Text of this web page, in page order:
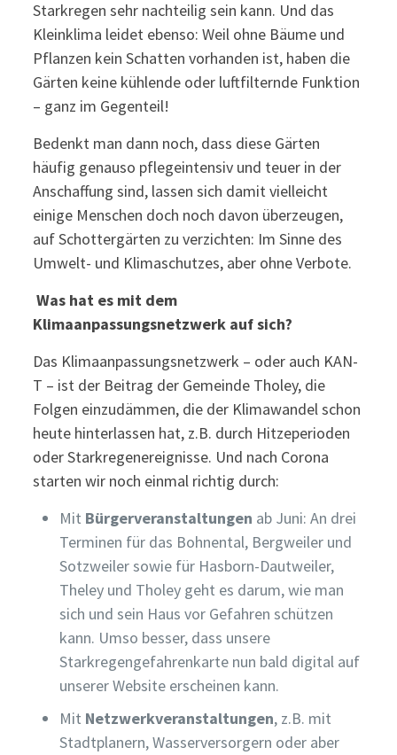
Starkregen sehr nachteilig sein kann. Und das
Kleinklima leidet ebenso: Weil ohne Bäume und
Pflanzen kein Schatten vorhanden ist, haben die
Gärten keine kühlende oder luftfilternde Funktion
– ganz im Gegenteil!
Bedenkt man dann noch, dass diese Gärten
häufig genauso pflegeintensiv und teuer in der
Anschaffung sind, lassen sich damit vielleicht
einige Menschen doch noch davon überzeugen,
auf Schottergärten zu verzichten: Im Sinne des
Umwelt- und Klimaschutzes, aber ohne Verbote.
Was hat es mit dem
Klimaanpassungsnetzwerk auf sich?
Das Klimaanpassungsnetzwerk – oder auch KAN-
T – ist der Beitrag der Gemeinde Tholey, die
Folgen einzudämmen, die der Klimawandel schon
heute hinterlassen hat, z.B. durch Hitzeperioden
oder Starkregenereignisse. Und nach Corona
starten wir noch einmal richtig durch:
Mit Bürgerveranstaltungen ab Juni: An drei
Terminen für das Bohnental, Bergweiler und
Sotzweiler sowie für Hasborn-Dautweiler,
Theley und Tholey geht es darum, wie man
sich und sein Haus vor Gefahren schützen
kann. Umso besser, dass unsere
Starkregengefahrenkarte nun bald digital auf
unserer Website erscheinen kann.
Mit Netzwerkveranstaltungen, z.B. mit
Stadtplanern, Wasserversorgern oder aber